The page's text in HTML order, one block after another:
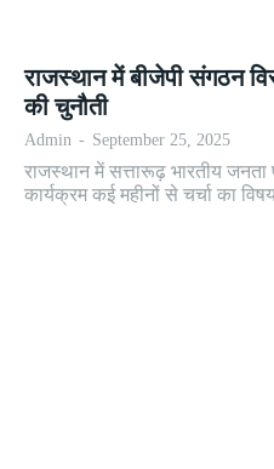
राजस्थान में बीजेपी संगठन
की चुनौती
Admin - September 25, 2025
राजस्थान में सत्तारूढ़ भारतीय जनता
कार्यक्रम कई महीनों से चर्चा का